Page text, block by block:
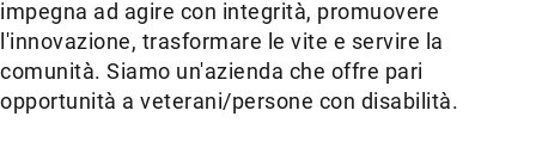
impegna ad agire con integrità, promuovere
l'innovazione, trasformare le vite e servire la
comunità. Siamo un'azienda che offre pari
opportunità a veterani/persone con disabilità.